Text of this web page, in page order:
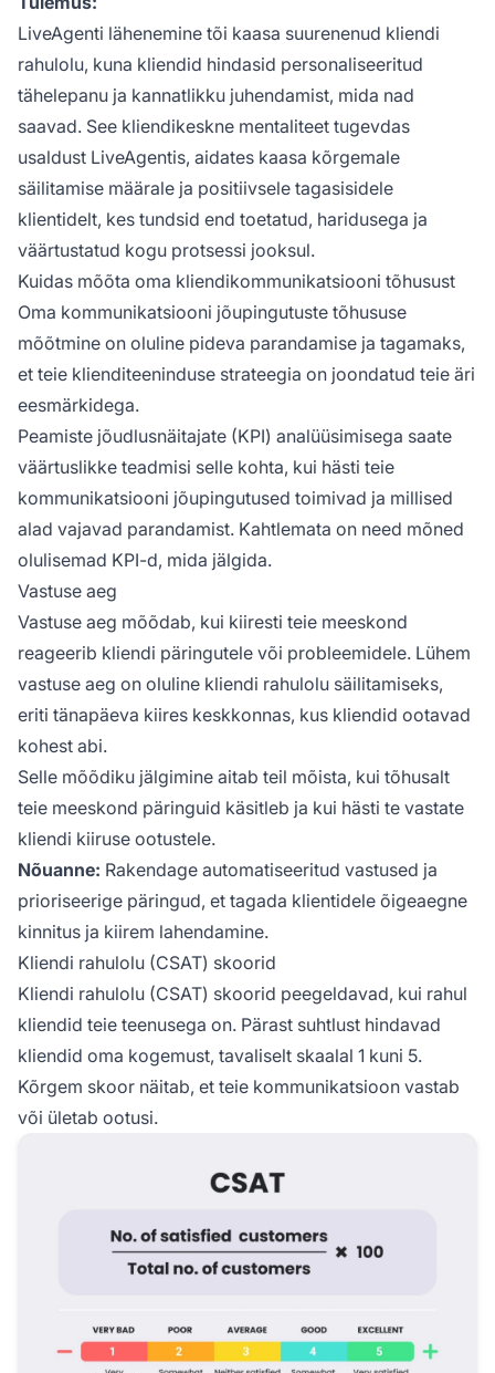
LiveAgenti lähenemine tõi kaasa suurenenud kliendi
rahulolu, kuna kliendid hindasid personaliseeritud
tähelepanu ja kannatlikku juhendamist, mida nad
saavad. See kliendikeskne mentaliteet tugevdas
usaldust LiveAgentis, aidates kaasa kõrgemale
säilitamise määrale ja positiivsele tagasisidele
klientidelt, kes tundsid end toetatud, haridusega ja
väärtustatud kogu protsessi jooksul.
Kuidas mõõta oma kliendikommunikatsiooni tõhusust
Oma kommunikatsiooni jõupingutuste tõhususe
mõõtmine on oluline pideva parandamise ja tagamaks,
et teie klienditeeninduse strateegia on joondatud teie äri
eesmärkidega.
Peamiste jõudlusnäitajate (KPI) analüüsimisega saate
väärtuslikke teadmisi selle kohta, kui hästi teie
kommunikatsiooni jõupingutused toimivad ja millised
alad vajavad parandamist. Kahtlemata on need mõned
olulisemad KPI-d, mida jälgida.
Vastuse aeg
Vastuse aeg mõõdab, kui kiiresti teie meeskond
reageerib kliendi päringutele või probleemidele. Lühem
vastuse aeg on oluline kliendi rahulolu säilitamiseks,
eriti tänapäeva kiires keskkonnas, kus kliendid ootavad
kohest abi.
Selle mõõdiku jälgimine aitab teil mõista, kui tõhusalt
teie meeskond päringuid käsitleb ja kui hästi te vastate
kliendi kiiruse ootustele.
Nõuanne: Rakendage automatiseeritud vastused ja
prioriseerige päringud, et tagada klientidele õigeaegne
kinnitus ja kiirem lahendamine.
Kliendi rahulolu (CSAT) skoorid
Kliendi rahulolu (CSAT) skoorid peegeldavad, kui rahul
kliendid teie teenusega on. Pärast suhtlust hindavad
kliendid oma kogemust, tavaliselt skaalal 1 kuni 5.
Kõrgem skoor näitab, et teie kommunikatsioon vastab
või ületab ootusi.